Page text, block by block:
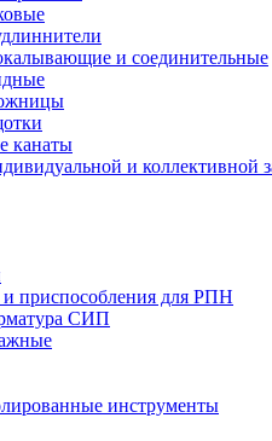
и соединительные
канаты
и коллективной
и приспособления для РПН
СИП
инструменты